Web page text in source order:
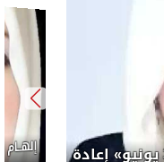
رسالتي لآخر الزمان.. «30 يونيو» إعادة